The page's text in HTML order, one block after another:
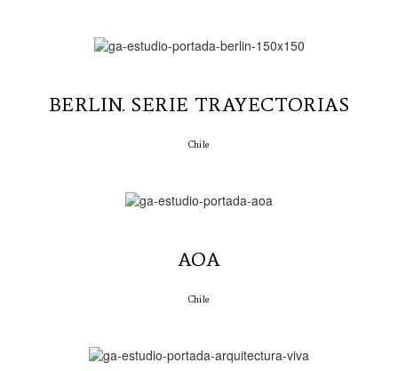
BERLIN. SERIE TRAYECTORIAS
Chile
AOA
Chile